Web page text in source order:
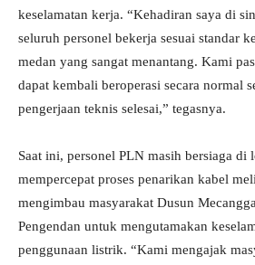
keselamatan kerja. “Kehadiran saya di
seluruh personel bekerja sesuai standar
medan yang sangat menantang. Kami
dapat kembali beroperasi secara normal
pengerjaan teknis selesai,” tegasnya.
Saat ini, personel PLN masih bersiaga di
mempercepat proses penarikan kabel
mengimbau masyarakat Dusun
Pengendan untuk mengutamakan
penggunaan listrik. “Kami mengajak